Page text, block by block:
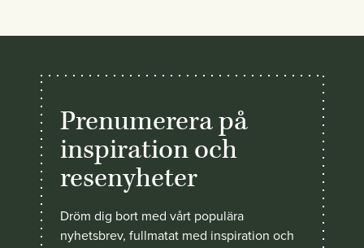
Prenumerera på
inspiration och
resenyheter
Dröm dig bort med vårt populära
nyhetsbrev, fullmatat med inspiration och